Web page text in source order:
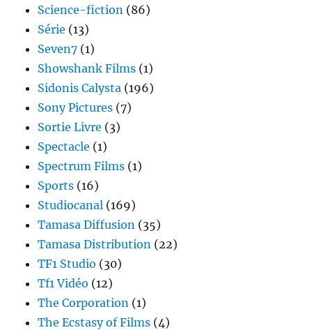
Science-fiction (86)
Série (13)
Seven7 (1)
Showshank Films (1)
Sidonis Calysta (196)
Sony Pictures (7)
Sortie Livre (3)
Spectacle (1)
Spectrum Films (1)
Sports (16)
Studiocanal (169)
Tamasa Diffusion (35)
Tamasa Distribution (22)
TF1 Studio (30)
Tf1 Vidéo (12)
The Corporation (1)
The Ecstasy of Films (4)